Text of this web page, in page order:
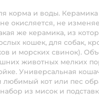
корма и воды. Керамика
окисляется, не
же керамика, из
кошек, для собак,
и морских свинок).
животных мелких
Универсальная
кот или пес
из мисок и